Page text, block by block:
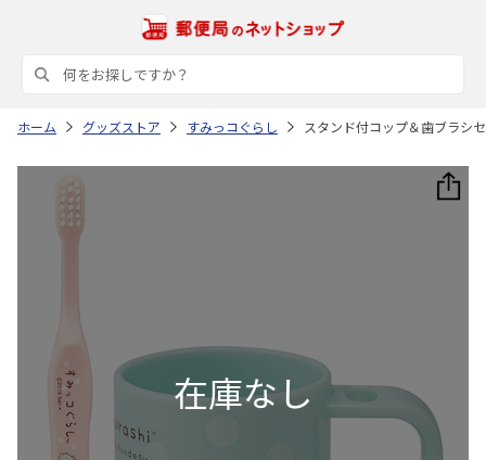
ホーム グッズストア すみっコぐらし スタンド付コップ＆歯ブラシ